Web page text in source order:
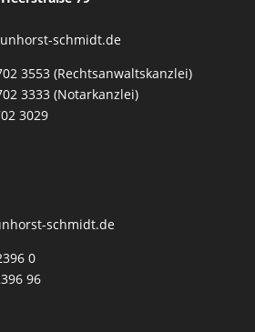
schmidt.de
3553 (Rechtsanwaltskanzlei)
3333 (Notarkanzlei)
3029
schmidt.de
0
96